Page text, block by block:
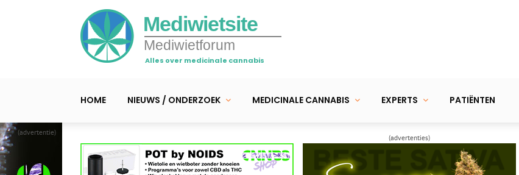
(advertentie)
Mediwietsite
Mediwietforum
Alles over medicinale cannabis
HOME NIEUWS / ONDERZOEK MEDICINALE CANNABIS EXPERTS PATIËNTEN
(advertenties)
Klinisch onderzoek naar cannabis-medicijnen tegen pijn bij kanker